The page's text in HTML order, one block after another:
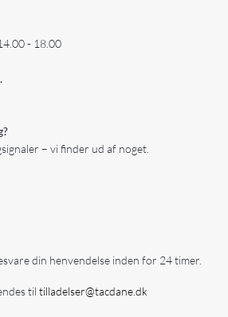
- 18.00
– vi finder ud af noget.
din henvendelse inden for 24 timer.
til tilladelser@tacdane.dk